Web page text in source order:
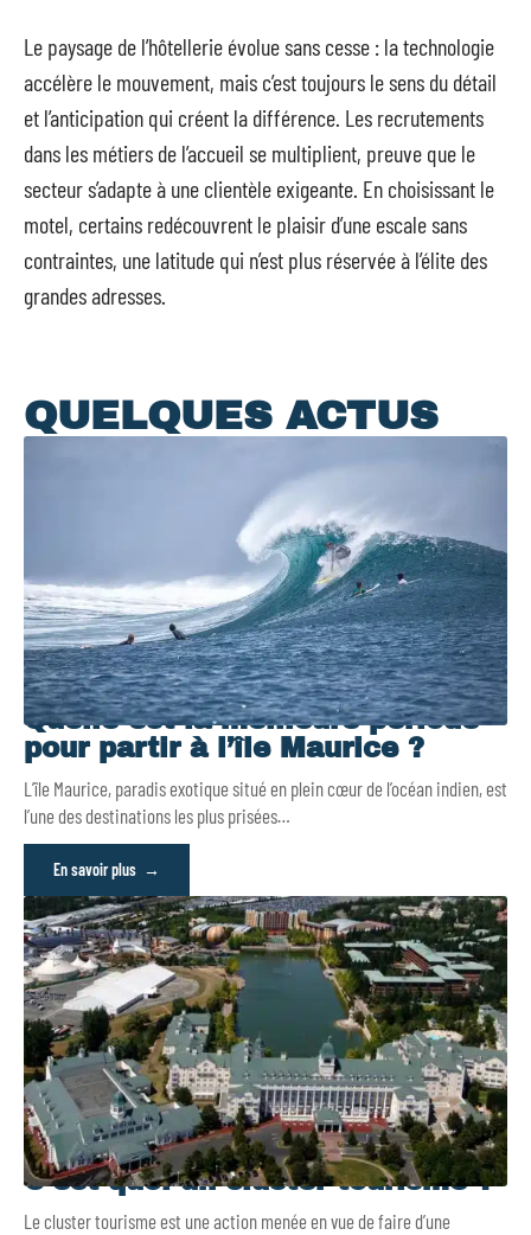
Le paysage de l’hôtellerie évolue sans cesse : la technologie
accélère le mouvement, mais c’est toujours le sens du détail
et l’anticipation qui créent la différence. Les recrutements
dans les métiers de l’accueil se multiplient, preuve que le
secteur s’adapte à une clientèle exigeante. En choisissant le
motel, certains redécouvrent le plaisir d’une escale sans
contraintes, une latitude qui n’est plus réservée à l’élite des
grandes adresses.
QUELQUES ACTUS
Quelle est la meilleure période
pour partir à l’île Maurice ?
L’île Maurice, paradis exotique situé en plein cœur de l’océan indien, est
l’une des destinations les plus prisées…
En savoir plus
C’est quoi un cluster tourisme ?
Le cluster tourisme est une action menée en vue de faire d’une